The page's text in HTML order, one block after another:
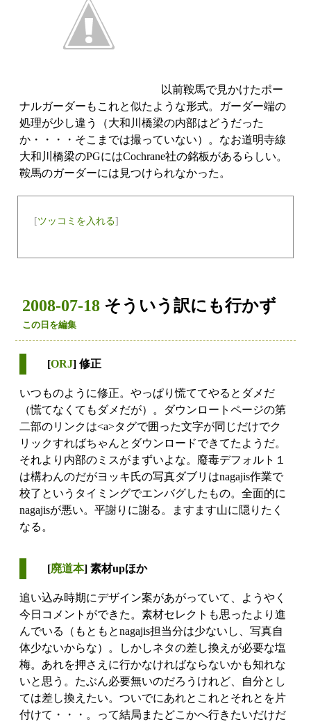
以前鞍馬で見かけたポー
ナルガーダーもこれと似たような形式。ガーダー端の
処理が少し違う（大和川橋梁の内部はどうだった
か・・・・そこまでは撮っていない）。なお道明寺線
大和川橋梁のPGにはCochrane社の銘板があるらしい。
鞍馬のガーダーには見つけられなかった。
[ツッコミを入れる]
2008-07-18 そういう訳にも行かず
この日を編集
[ORJ] 修正
いつものように修正。やっぱり慌ててやるとダメだ
（慌てなくてもダメだが）。ダウンロートページの第
二部のリンクは<a>タグで囲った文字が同じだけでク
リックすればちゃんとダウンロードできてたようだ。
それより内部のミスがまずいよな。廢毒デフォルト１
は構わんのだがヨッキ氏の写真ダブリはnagajis作業で
校了というタイミングでエンバグしたもの。全面的に
nagajisが悪い。平謝りに謝る。ますます山に隠りたく
なる。
[廃道本] 素材upほか
追い込み時期にデザイン案があがっていて、ようやく
今日コメントができた。素材セレクトも思ったより進
んでいる（もともとnagajis担当分は少ないし、写真自
体少ないからな）。しかしネタの差し換えが必要な塩
梅。あれを押さえに行かなければならないかも知れな
いと思う。たぶん必要無いのだろうけれど、自分とし
ては差し換えたい。ついでにあれとこれとそれとを片
付けて・・・。って結局またどこかへ行きたいだけだ